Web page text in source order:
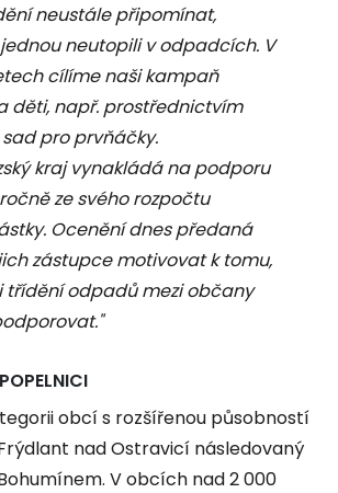
neustále připomínat,
neutopili v odpadcích. V
cílíme naši kampaň
děti, např. prostřednictvím
pro prvňáčky.
kraj vynakládá na podporu
ze svého rozpočtu
Ocenění dnes předaná
zástupce motivovat k tomu,
třídění odpadů mezi občany
obcí s rozšířenou působností
nad Ostravicí následovaný
V obcích nad 2 000